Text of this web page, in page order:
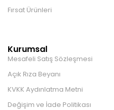
Fırsat Ürünleri
Kurumsal
Mesafeli Satış Sözleşmesi
Açık Rıza Beyanı
KVKK Aydınlatma Metni
Değişim ve İade Politikası